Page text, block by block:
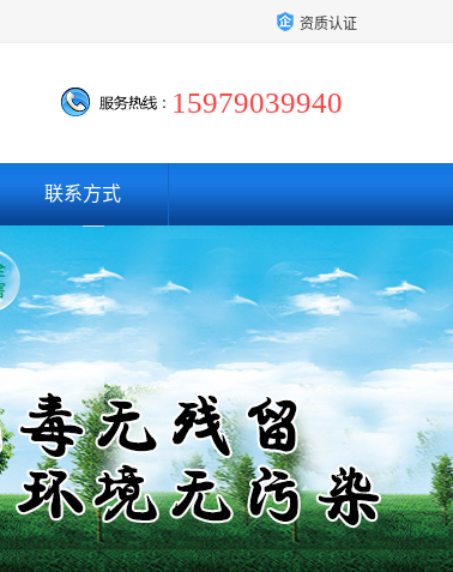
资质认证
15979039940
联系方式